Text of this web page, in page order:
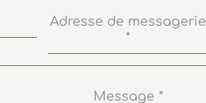
Adresse de messagerie
*
Message *